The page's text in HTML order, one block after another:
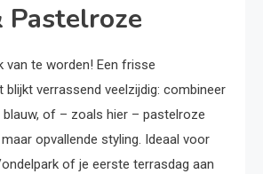
Pastelroze
van te worden! Een frisse
blijkt verrassend veelzijdig: combineer
of – zoals hier – pastelroze
opvallende styling. Ideaal voor
of je eerste terrasdag aan